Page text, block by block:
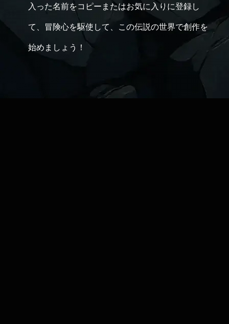
入った名前をコピーまたはお気に入りに登録し
て、冒険心を駆使して、この伝説の世界で創作を
始めましょう！